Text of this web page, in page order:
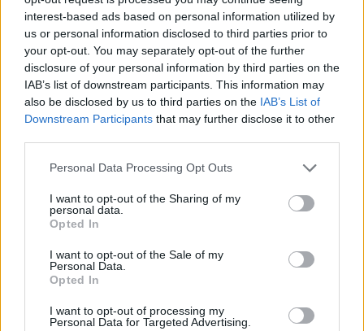
interest-based ads based on personal information utilized by
us or personal information disclosed to third parties prior to
your opt-out. You may separately opt-out of the further
disclosure of your personal information by third parties on the
IAB’s list of downstream participants. This information may
also be disclosed by us to third parties on the IAB’s List of
Downstream Participants that may further disclose it to other
Personal Data Processing Opt Outs
I want to opt-out of the Sharing of my
personal data.
Opted In
I want to opt-out of the Sale of my
Personal Data.
Opted In
I want to opt-out of processing my
Personal Data for Targeted Advertising.
Esim for Global
Esim for USA|Esim for Italy| Esim for Spain|Esim